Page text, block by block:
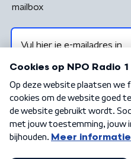
mailbox
Algemene voorwaarden